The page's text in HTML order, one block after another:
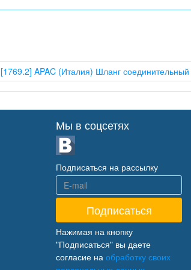
[1769.2] APAC (Италия) Шланг
Мы в соцсетях
Подписаться на рассылку
Нажимая на кнопку
"Подписаться" вы даете
согласие на обработку своих